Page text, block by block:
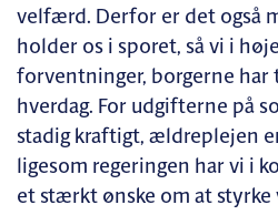
velfærd. Derfor er det også
holder os i sporet, så vi i
forventninger, borgerne
hverdag. For udgifterne på
stadig kraftigt, ældreplejen
ligesom regeringen har vi i
et stærkt ønske om at styrke